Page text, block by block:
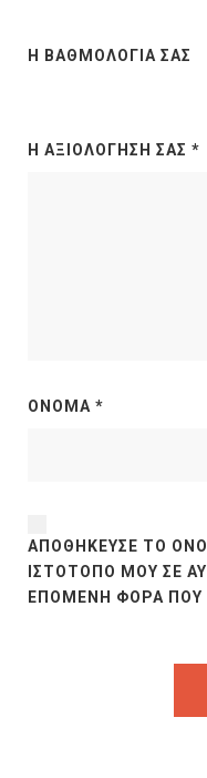
Η ΒΑΘΜΟΛΟΓΊΑ ΣΑΣ
Η ΑΞΙΟΛΌΓΗΣΉ ΣΑΣ *
ΌΝΟΜΑ *
ΑΠΟΘΉΚΕΥΣΕ ΤΟ
ΙΣΤΌΤΟΠΟ ΜΟΥ ΣΕ
ΕΠΌΜΕΝΗ ΦΟΡΆ ΠΟΥ